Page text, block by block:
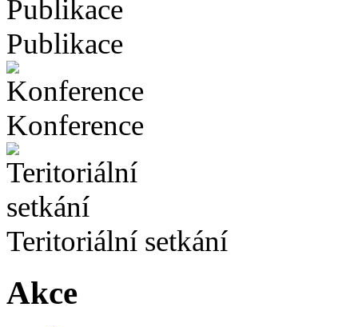
Publikace
Konference
Teritoriální setkání
Akce